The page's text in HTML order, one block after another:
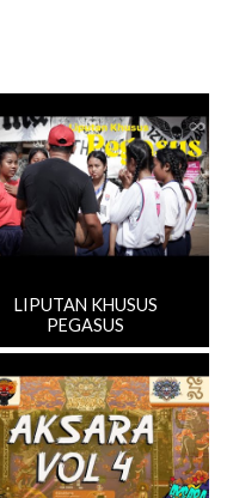
LIPUTAN KHUSUS
PEGASUS